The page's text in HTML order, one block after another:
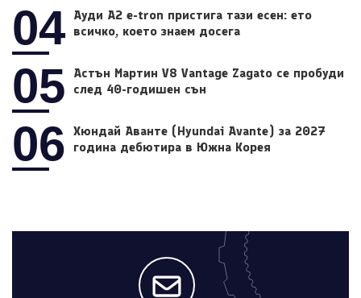
04 Ауди A2 e-tron пристига тази есен: ето
всичко, което знаем досега
05
Астън Мартин V8 Vantage Zagato се пробуди
след 40-годишен сън
06
Хюндай Аванте (Hyundai Avante) за 2027
година дебютира в Южна Корея